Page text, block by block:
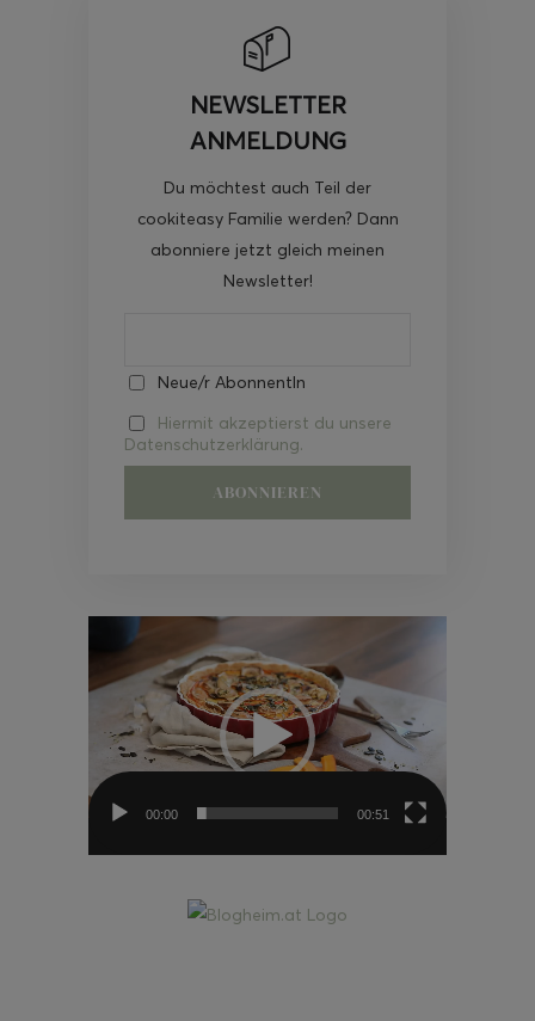
NEWSLETTER
ANMELDUNG
Du möchtest auch Teil der
cookiteasy Familie werden? Dann
abonniere jetzt gleich meinen
Newsletter!
Neue/r AbonnentIn
Hiermit akzeptierst du unsere
Datenschutzerklärung.
Video-
00:00 00:51